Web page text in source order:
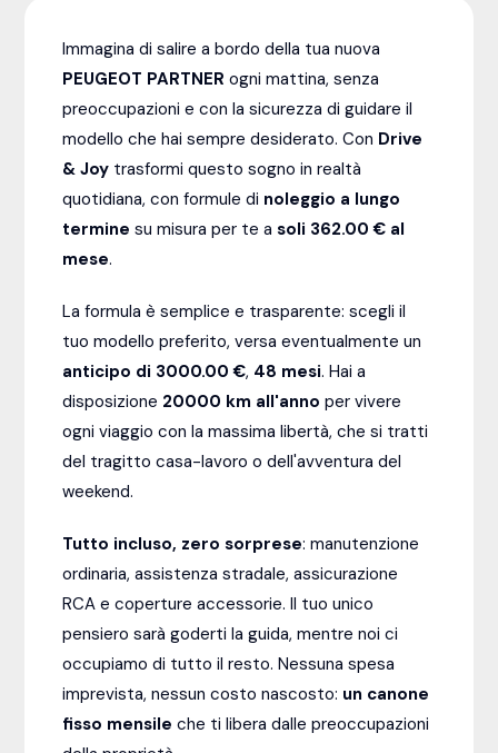
Immagina di salire a bordo della tua nuova
PEUGEOT PARTNER ogni mattina, senza
preoccupazioni e con la sicurezza di guidare il
modello che hai sempre desiderato. Con Drive
& Joy trasformi questo sogno in realtà
quotidiana, con formule di noleggio a lungo
termine su misura per te asoli 362.00 € al
mese.
La formula è semplice e trasparente: scegli il
tuo modello preferito, versa eventualmente un
anticipo di 3000.00 €, 48 mesi. Hai a
disposizione 20000 km all'anno per vivere
ogni viaggio con la massima libertà, che si tratti
del tragitto casa-lavoro o dell'avventura del
weekend.
Tutto incluso, zero sorprese: manutenzione
ordinaria, assistenza stradale, assicurazione
RCA e coperture accessorie. Il tuo unico
pensiero sarà goderti la guida, mentre noi ci
occupiamo di tutto il resto. Nessuna spesa
imprevista, nessun costo nascosto: un canone
fisso mensile che ti libera dalle preoccupazioni